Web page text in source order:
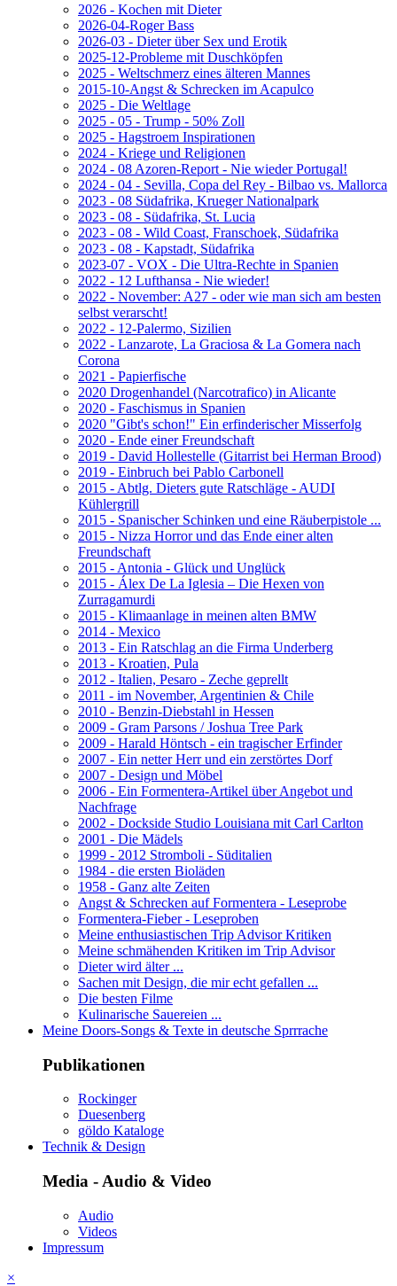
2026 - Kochen mit Dieter
2026-04-Roger Bass
2026-03 - Dieter über Sex und Erotik
2025-12-Probleme mit Duschköpfen
2025 - Weltschmerz eines älteren Mannes
2015-10-Angst & Schrecken im Acapulco
2025 - Die Weltlage
2025 - 05 - Trump - 50% Zoll
2025 - Hagstroem Inspirationen
2024 - Kriege und Religionen
2024 - 08 Azoren-Report - Nie wieder Portugal!
2024 - 04 - Sevilla, Copa del Rey - Bilbao vs. Mallorca
2023 - 08 Südafrika, Krueger Nationalpark
2023 - 08 - Südafrika, St. Lucia
2023 - 08 - Wild Coast, Franschoek, Südafrika
2023 - 08 - Kapstadt, Südafrika
2023-07 - VOX - Die Ultra-Rechte in Spanien
2022 - 12 Lufthansa - Nie wieder!
2022 - November: A27 - oder wie man sich am besten
selbst verarscht!
2022 - 12-Palermo, Sizilien
2022 - Lanzarote, La Graciosa & La Gomera nach
Corona
2021 - Papierfische
2020 Drogenhandel (Narcotrafico) in Alicante
2020 - Faschismus in Spanien
2020 "Gibt's schon!" Ein erfinderischer Misserfolg
2020 - Ende einer Freundschaft
2019 - David Hollestelle (Gitarrist bei Herman Brood)
2019 - Einbruch bei Pablo Carbonell
2015 - Abtlg. Dieters gute Ratschläge - AUDI
Kühlergrill
2015 - Spanischer Schinken und eine Räuberpistole ...
2015 - Nizza Horror und das Ende einer alten
Freundschaft
2015 - Antonia - Glück und Unglück
2015 - Álex De La Iglesia – Die Hexen von
Zurragamurdi
2015 - Klimaanlage in meinen alten BMW
2014 - Mexico
2013 - Ein Ratschlag an die Firma Underberg
2013 - Kroatien, Pula
2012 - Italien, Pesaro - Zeche geprellt
2011 - im November, Argentinien & Chile
2010 - Benzin-Diebstahl in Hessen
2009 - Gram Parsons / Joshua Tree Park
2009 - Harald Höntsch - ein tragischer Erfinder
2007 - Ein netter Herr und ein zerstörtes Dorf
2007 - Design und Möbel
2006 - Ein Formentera-Artikel über Angebot und
Nachfrage
2002 - Dockside Studio Louisiana mit Carl Carlton
2001 - Die Mädels
1999 - 2012 Stromboli - Süditalien
1984 - die ersten Bioläden
1958 - Ganz alte Zeiten
Angst & Schrecken auf Formentera - Leseprobe
Formentera-Fieber - Leseproben
Meine enthusiastischen Trip Advisor Kritiken
Meine schmähenden Kritiken im Trip Advisor
Dieter wird älter ...
Sachen mit Design, die mir echt gefallen ...
Die besten Filme
Kulinarische Sauereien ...
Meine Doors-Songs & Texte in deutsche Sprrrache
Publikationen
Rockinger
Duesenberg
göldo Kataloge
Technik & Design
Media - Audio & Video
Audio
Videos
Impressum
×